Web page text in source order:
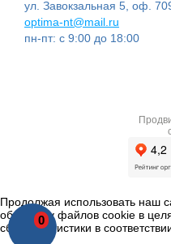
0
ул. Завокзальная 5, оф.
optima-nt@mail.ru
пн-пт: с 9:00 до 18:00
Продолжая использовать наш
обработку файлов cookie в
сбора статистики в